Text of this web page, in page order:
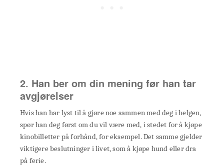
2. Han ber om din mening før han tar
avgjørelser
Hvis han har lyst til å gjøre noe sammen med deg i helgen,
spør han deg først om du vil være med, i stedet for å kjøpe
kinobilletter på forhånd, for eksempel. Det samme gjelder
viktigere beslutninger i livet, som å kjøpe hund eller dra
på ferie.